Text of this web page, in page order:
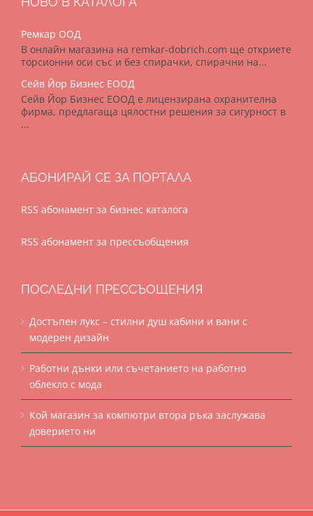
Ремкар ООД
В онлайн магазина на remkar-dobrich.com ще откриете
торсионни оси със и без спирачки, спирачни на...
Сейв Йор Бизнес ЕООД
Сейв Йор Бизнес ЕООД е лицензирана охранителна
фирма, предлагаща цялостни решения за сигурност в
...
АБОНИРАЙ СЕ ЗА ПОРТАЛА
RSS абонамент за бизнес каталога
RSS абонамент за прессъобщения
ПОСЛЕДНИ ПРЕССЪОЩЕНИЯ
Достъпен лукс – стилни душ кабини и вани с
модерен дизайн
Работни дънки или съчетанието на работно
облекло с мода
Кой магазин за компютри втора ръка заслужава
доверието ни